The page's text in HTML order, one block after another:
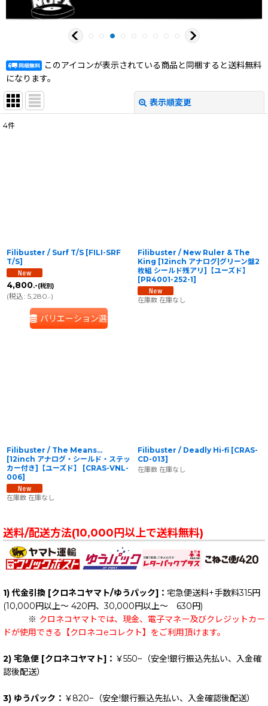
このアイコンが表示されている商品と同梱すると送料無料
になります。
表示順変更
4件
Filibuster / Surf T/S [FILI-SRF
T/S]
4,800.-(税別)
(税込: 5,280.-)
バリエーション選択
Filibuster / New Ruler & The
King [12inch アナログ|グリーン盤2
枚組 シールド残アリ]【ユーズド】
[PR4001-252-1]
在庫数 在庫なし
Filibuster / The Means...
[12inch アナログ・シールド・ステッ
カー付き]【ユーズド】
[CRAS-VNL-
006]
在庫数 在庫なし
Filibuster / Deadly Hi-fi [CRAS-
CD-013]
在庫数 在庫なし
送料/配送方法(10,000円以上で送料無料)
1) 代金引換 [クロネコヤマト/ゆうパック]： 宅急便送料+手数料315円
(10,000円以上～ 420円、30,000円以上～ 630円)
※ クロネコヤマトでは、現金、電子マネー及びクレジットカー
ドが使用できる【クロネコeコレクト】をご利用頂けます。
2) 宅急便 [クロネコヤマト]： ￥550~（安全!銀行振込先払い、入金確
認後配送）
3) ゆうパック： ￥820~（安全!銀行振込先払い、入金確認後配送）